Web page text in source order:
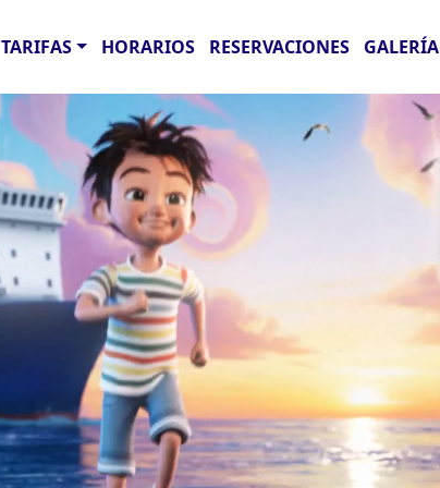
TARIFAS HORARIOS RESERVACIONES GALERÍA